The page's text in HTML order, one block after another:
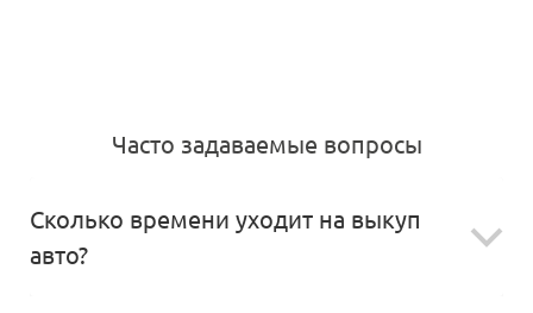
Часто задаваемые вопросы
Сколько времени уходит на выкуп
авто?